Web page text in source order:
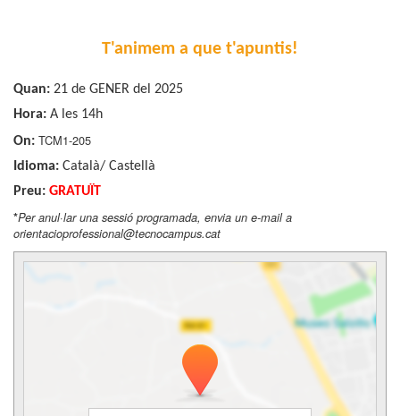
T'animem a que t'apuntis!
Quan: 21 de GENER del 2025
Hora: A les 14h
On: TCM1-205
Idioma: Català/ Castellà
Preu: GRATUÏT
*Per anul·lar una sessió programada, envia un e-mail a
orientacioprofessional@tecnocampus.cat